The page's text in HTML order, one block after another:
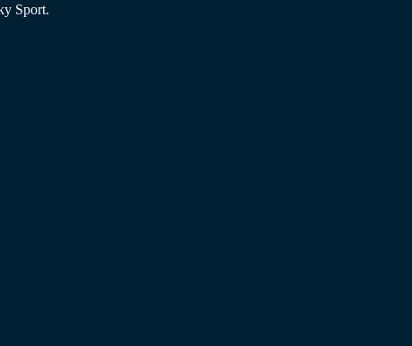
Sport.